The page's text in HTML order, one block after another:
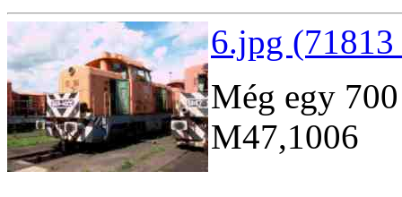
6.jpg (71813
Még egy
M47,1006